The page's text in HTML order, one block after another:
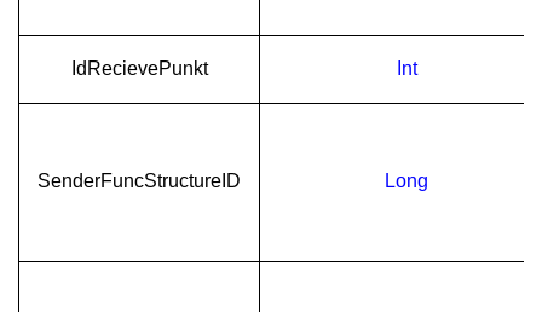
IdRecievePunkt Int
SenderFuncStructureID Long